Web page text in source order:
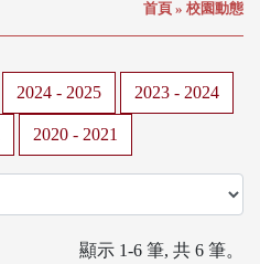
首頁 » 校園動態
2024 - 2025 2023 - 2024
2020 - 2021
顯示 1-6 筆, 共 6 筆。